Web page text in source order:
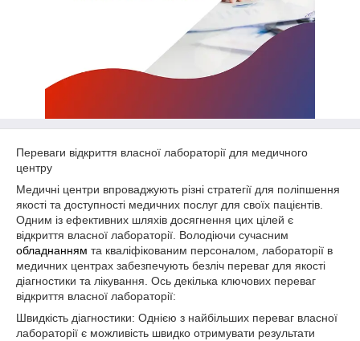
Переваги відкриття власної лабораторії для медичного
центру
Медичні центри впроваджують різні стратегії для поліпшення
якості та доступності медичних послуг для своїх пацієнтів.
Одним із ефективних шляхів досягнення цих цілей є
відкриття власної лабораторії. Володіючи сучасним
обладнанням та кваліфікованим персоналом, лабораторії в
медичних центрах забезпечують безліч переваг для якості
діагностики та лікування. Ось декілька ключових переваг
відкриття власної лабораторії:
Швидкість діагностики: Однією з найбільших переваг власної
лабораторії є можливість швидко отримувати результати